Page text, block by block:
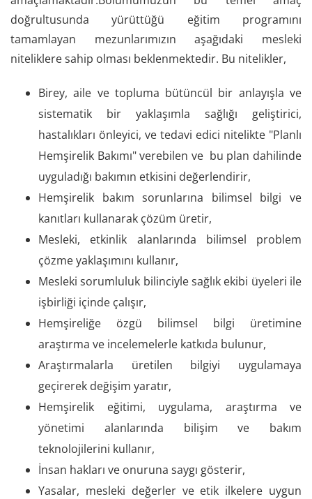
doğrultusunda yürüttüğü eğitim programını
tamamlayan mezunlarımızın aşağıdaki mesleki
niteliklere sahip olması beklenmektedir. Bu nitelikler,
Birey, aile ve topluma bütüncül bir anlayışla ve
sistematik bir yaklaşımla sağlığı geliştirici,
hastalıkları önleyici, ve tedavi edici nitelikte "Planlı
Hemşirelik Bakımı" verebilen ve bu plan dahilinde
uyguladığı bakımın etkisini değerlendirir,
Hemşirelik bakım sorunlarına bilimsel bilgi ve
kanıtları kullanarak çözüm üretir,
Mesleki, etkinlik alanlarında bilimsel problem
çözme yaklaşımını kullanır,
Mesleki sorumluluk bilinciyle sağlık ekibi üyeleri ile
işbirliği içinde çalışır,
Hemşireliğe özgü bilimsel bilgi üretimine
araştırma ve incelemelerle katkıda bulunur,
Araştırmalarla üretilen bilgiyi uygulamaya
geçirerek değişim yaratır,
Hemşirelik eğitimi, uygulama, araştırma ve
yönetimi alanlarında bilişim ve bakım
teknolojilerini kullanır,
İnsan hakları ve onuruna saygı gösterir,
Yasalar, mesleki değerler ve etik ilkelere uygun